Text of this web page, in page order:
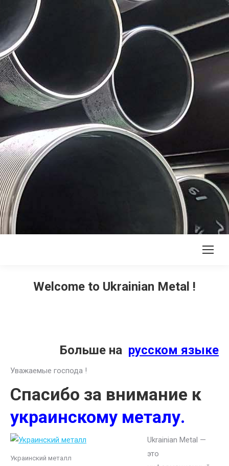
Welcome to Ukrainian Metal !
Больше на русском языке
Уважаемые господа !
Спасибо за внимание к
украинскому металу.
Украинский металл
Ukrainian Metal —
это